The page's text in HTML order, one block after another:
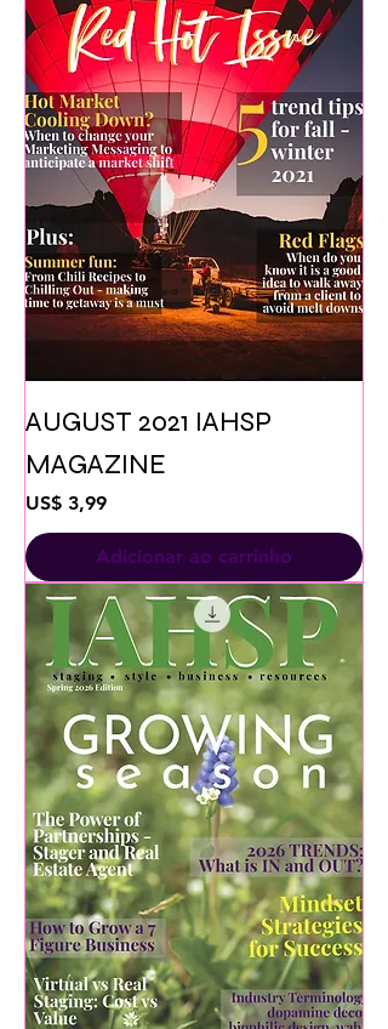
AUGUST 2021 IAHSP
MAGAZINE
Preço
US$ 3,99
Adicionar ao carrinho